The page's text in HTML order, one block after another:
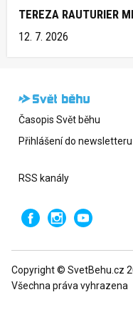
TEREZA RAUTURIER
12. 7. 2026
Časopis Svět běhu
Přihlášení do newsletteru
RSS kanály
Copyright © SvetBehu.cz
Všechna práva vyhrazena